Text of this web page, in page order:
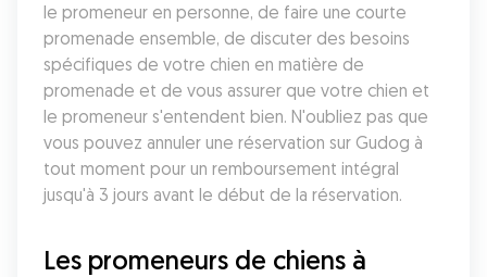
le promeneur en personne, de faire une courte
promenade ensemble, de discuter des besoins
spécifiques de votre chien en matière de
promenade et de vous assurer que votre chien et
le promeneur s'entendent bien. N'oubliez pas que
vous pouvez annuler une réservation sur Gudog à
tout moment pour un remboursement intégral
jusqu'à 3 jours avant le début de la réservation.
Les promeneurs de chiens à